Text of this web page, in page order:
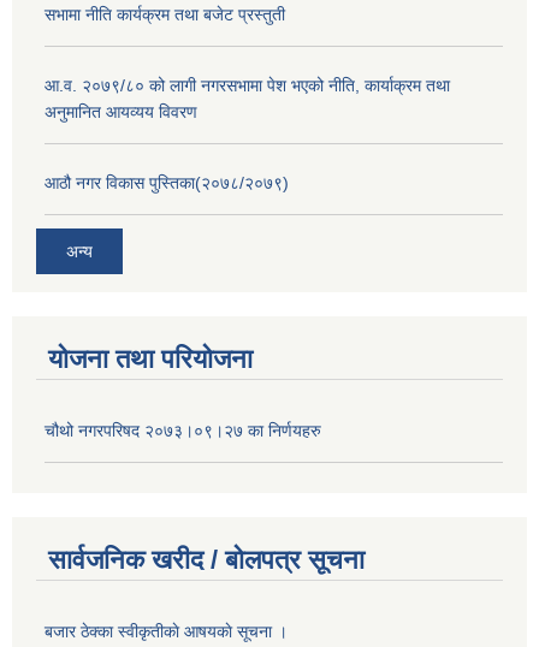
सभामा नीति कार्यक्रम तथा बजेट प्रस्तुती
आ.व. २०७९/८० को लागी नगरसभामा पेश भएको नीति, कार्याक्रम तथा
अनुमानित आयव्यय विवरण
आठौ नगर विकास पुस्तिका(२०७८/२०७९)
अन्य
योजना तथा परियोजना
चौथो नगरपरिषद २०७३।०९।२७ का निर्णयहरु
सार्वजनिक खरीद / बोलपत्र सूचना
बजार ठेक्का स्वीकृतीकाे आषयकाे सूचना ।